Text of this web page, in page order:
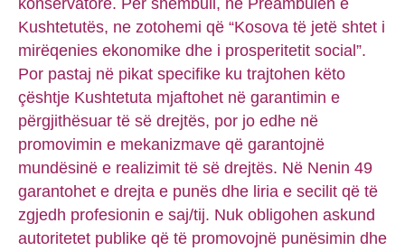
Kushtetutës, ne zotohemi që “Kosova të jetë shtet i
mirëqenies ekonomike dhe i prosperitetit social”.
Por pastaj në pikat specifike ku trajtohen këto
çështje Kushtetuta mjaftohet në garantimin e
përgjithësuar të së drejtës, por jo edhe në
promovimin e mekanizmave që garantojnë
mundësinë e realizimit të së drejtës. Në Nenin 49
garantohet e drejta e punës dhe liria e secilit që të
zgjedh profesionin e saj/tij. Nuk obligohen askund
autoritetet publike që të promovojnë punësimin dhe